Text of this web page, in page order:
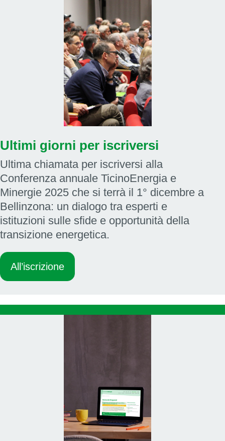
Ultimi giorni per iscriversi
Ultima chiamata per iscriversi alla
Conferenza annuale TicinoEnergia e
Minergie 2025 che si terrà il 1° dicembre a
Bellinzona: un dialogo tra esperti e
istituzioni sulle sfide e opportunità della
transizione energetica.
All’iscrizione